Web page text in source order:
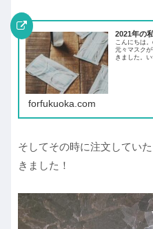
2021年の
こんにちは
元々マスク
きました。
forfukuoka.com
そしてその時に注文していた
きました！